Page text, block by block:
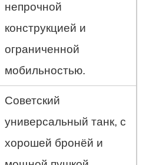
непрочной
конструкцией и
ограниченной
мобильностью.
Советский
универсальный танк, с
хорошей бронёй и